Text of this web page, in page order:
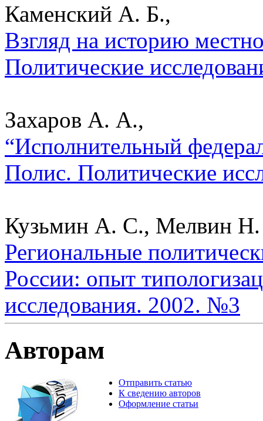
Каменский А. Б.,
Взгляд на историю
Политические
Захаров А. А.,
“Исполнительный
Полис. Политические
Кузьмин А. С., Мелвин
Региональные
России: опыт
исследования. 2002. №3
Авторам
Отправить статью
К сведению авторов
Оформление статьи